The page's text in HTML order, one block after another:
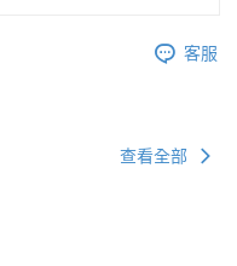
客服
查看全部